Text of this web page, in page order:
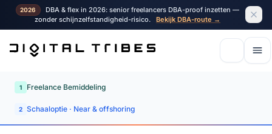
2026
DBA & flex in 2026: senior freelancers DBA-proof inzetten —
zonder schijnzelfstandigheid-risico.
Bekijk DBA-route →
1 Freelance Bemiddeling
2 Schaaloptie · Near & offshoring